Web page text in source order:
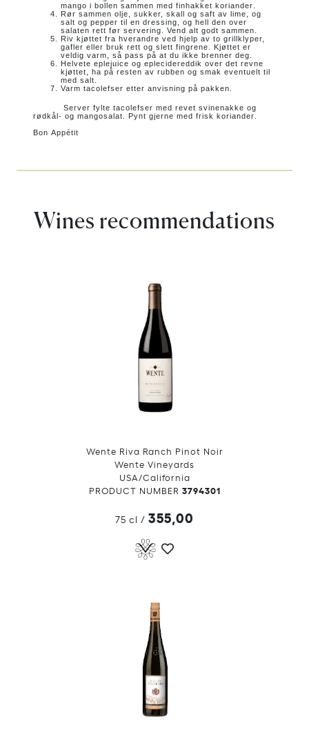
mango i bollen sammen med finhakket koriander.
Rør sammen olje, sukker, skall og saft av lime, og
salt og pepper til en dressing, og hell den over
salaten rett før servering. Vend alt godt sammen.
Riv kjøttet fra hverandre ved hjelp av to grillklyper,
gafler eller bruk rett og slett fingrene. Kjøttet er
veldig varm, så pass på at du ikke brenner deg.
Helvete eplejuice og eplecidereddik over det revne
kjøttet, ha på resten av rubben og smak eventuelt til
med salt.
Varm tacolefser etter anvisning på pakken.
Server fylte tacolefser med revet svinenakke og
rødkål- og mangosalat. Pynt gjerne med frisk koriander.
Bon Appétit
Wines recommendations
Wente Riva Ranch Pinot Noir
Wente Vineyards
USA/California
PRODUCT NUMBER 3794301
75 cl / 355,00